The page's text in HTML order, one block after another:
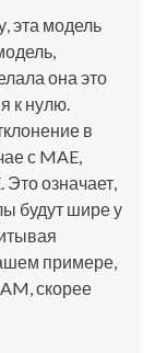
эта модель
она это
к нулю.
в
с MAE,
означает,
будут шире у
примере,
скорее